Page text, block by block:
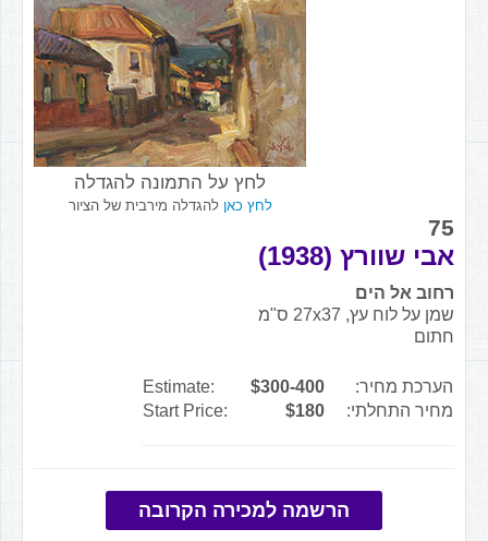
לחץ על התמונה להגדלה
לחץ כאן להגדלה מירבית של הציור
75
אבי שוורץ (1938)
רחוב אל הים
שמן על לוח עץ, 27x37 ס"מ
חתום
הערכת מחיר: $300-400
Estimate:
מחיר התחלתי:
$180
Start Price:
הרשמה למכירה הקרובה